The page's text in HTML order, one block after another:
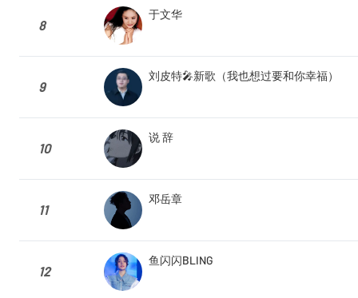
8
于文华
9
刘皮特🎤新歌（我也想过要和你幸福）
10
说 辞
11
邓岳章
12
鱼闪闪BLING